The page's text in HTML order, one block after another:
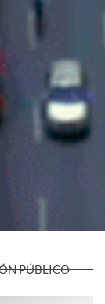
PÚBLICO